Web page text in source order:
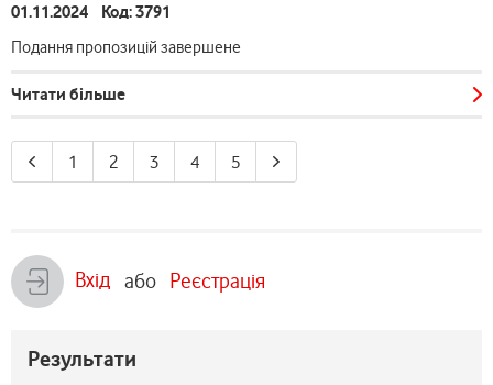
01.11.2024 Код: 3791
Подання пропозицій завершене
Читати більше
1 2 3 4 5
Вхід або Реєстрація
Результати